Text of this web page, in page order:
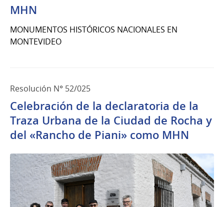
MHN
MONUMENTOS HISTÓRICOS NACIONALES EN
MONTEVIDEO
Resolución N° 52/025
Celebración de la declaratoria de la
Traza Urbana de la Ciudad de Rocha y
del «Rancho de Piani» como MHN